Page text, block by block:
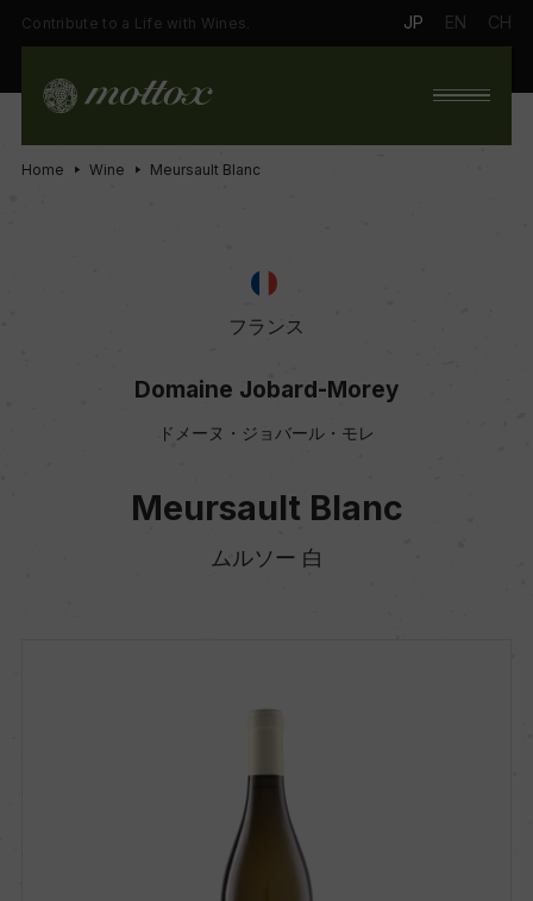
Contribute to a Life with Wines. JP EN CH
Home Wine Meursault Blanc
フランス
Domaine Jobard-Morey
ドメーヌ・ジョバール・モレ
Meursault Blanc
ムルソー 白